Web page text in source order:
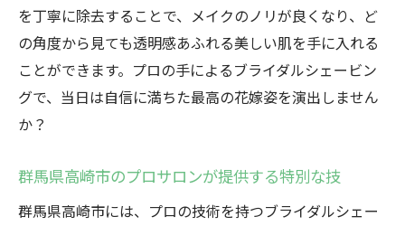
を丁寧に除去することで、メイクのノリが良くなり、ど
の角度から見ても透明感あふれる美しい肌を手に入れる
ことができます。プロの手によるブライダルシェービン
グで、当日は自信に満ちた最高の花嫁姿を演出しません
か？
群馬県高崎市のプロサロンが提供する特別な技
群馬県高崎市には、プロの技術を持つブライダルシェー